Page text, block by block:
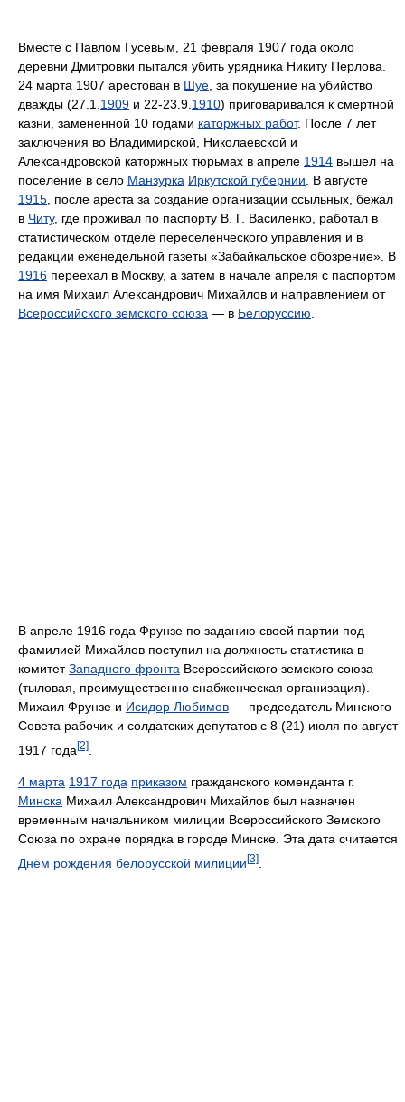
Вместе с Павлом Гусевым, 21 февраля 1907 года около
деревни Дмитровки пытался убить урядника Никиту Перлова.
24 марта 1907 арестован в Шуе , за покушение на убийство
дважды (27.1. 1909 и 22-23.9. 1910) приговаривался к смертной
казни, замененной 10 годами каторжных работ. После 7 лет
заключения во Владимирской, Николаевской и
Александровской каторжных тюрьмах в апреле 1914 вышел на
поселение в село Манзурка Иркутской губернии . В августе
1915 , после ареста за создание организации ссыльных, бежал
в Читу, где проживал по паспорту В. Г. Василенко, работал в
статистическом отделе переселенческого управления и в
редакции еженедельной газеты «Забайкальское обозрение». В
1916 переехал в Москву, а затем в начале апреля с паспортом
на имя Михаил Александрович Михайлов и направлением от
Всероссийского земского союза — в Белоруссию
В апреле 1916 года Фрунзе по заданию своей партии под
фамилией Михайлов поступил на должность статистика в
комитетЗападного фронта Всероссийского земского союза
(тыловая, преимущественно снабженческая организация).
Михаил Фрунзе и Исидор Любимов — председатель Минского
Совета рабочих и солдатских депутатов с 8 (21) июля по август
1917 года[2]
4 марта 1917 года приказом гражданского коменданта г.
Минска Михаил Александрович Михайлов был назначен
временным начальником милиции Всероссийского Земского
Союза по охране порядка в городе Минске. Эта дата считается
Днём рождения белорусской милиции [3]